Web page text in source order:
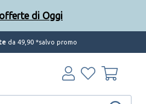
da 49,90 *salvo promo
di Oggi
di Oggi